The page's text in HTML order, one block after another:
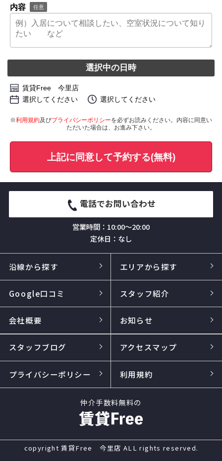
内容 任意
選択中の日時
賃貸Free 今里店
選択してください
選択してください
※利用規約及びプライバシーポリシーを必ずお読みください。内容に同意い
ただいた場合は、お進み下さい。
上記に同意して予約する(無料)
電話でお問い合わせ
営業時間：10:00～20:00
定休日：なし
沿線から探す エリアから探す
Google口コミ スタッフ紹介
会社概要 お知らせ
スタッフブログ アクセスマップ
プライバシーポリシー 利用規約
仲介手数料無料の
copyright 賃貸Free 今里店 ALL rights reserved.